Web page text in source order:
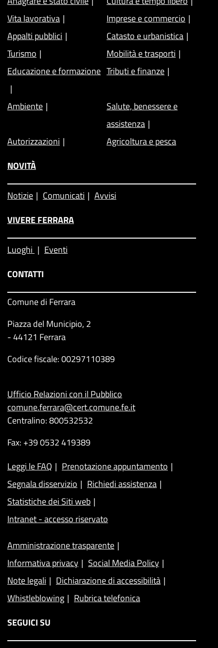
Vita lavorativa
Imprese e commercio
Appalti pubblici
Catasto e urbanistica
Turismo
Mobilità e trasporti
Educazione e formazione Tributi e finanze
Ambiente
Salute, benessere e
assistenza
Autorizzazioni
Agricoltura e pesca
NOVITÀ
Notizie Comunicati
Avvisi
VIVERE FERRARA
Luoghi
Eventi
CONTATTI
Comune di Ferrara
Piazza del Municipio, 2
- 44121 Ferrara
Codice fiscale: 00297110389
Ufficio Relazioni con il Pubblico
comune.ferrara@cert.comune.fe.it
Centralino: 800532532
Fax: +39 0532 419389
Leggi le FAQ
Prenotazione appuntamento
Segnala disservizio
Richiedi assistenza
Statistiche dei Siti web
Intranet - accesso riservato
Amministrazione trasparente
Informativa privacy
Social Media Policy
Note legali
Dichiarazione di accessibilità
Whistleblowing
Rubrica telefonica
SEGUICI SU